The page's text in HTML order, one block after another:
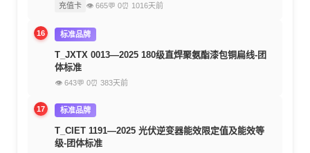
充值卡 👁 665💬 0⏰ 1016天前
16 标准品牌
T_JXTX 0013—2025 180级直焊聚氨酯漆包铜扁线-团
体标准
👁 643💬 0⏰ 383天前
17 标准品牌
T_CIET 1191—2025 光伏逆变器能效限定值及能效等
级-团体标准